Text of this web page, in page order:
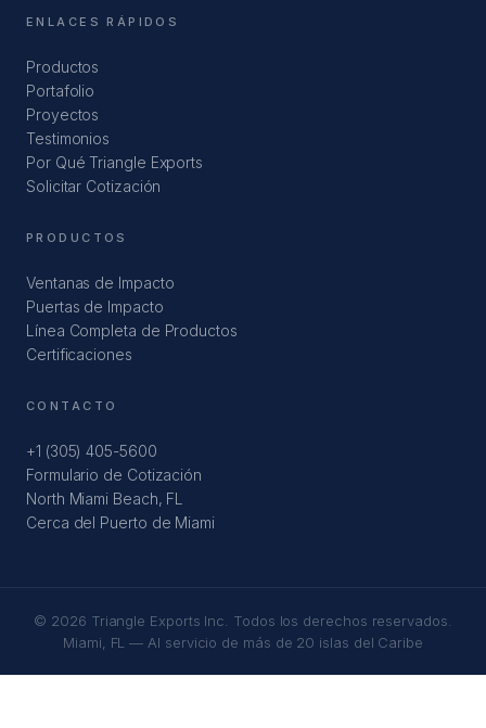
ENLACES RÁPIDOS
Productos
Portafolio
Proyectos
Testimonios
Por Qué Triangle Exports
Solicitar Cotización
PRODUCTOS
Ventanas de Impacto
Puertas de Impacto
Línea Completa de Productos
Certificaciones
CONTACTO
+1 (305) 405-5600
Formulario de Cotización
North Miami Beach, FL
Cerca del Puerto de Miami
© 2026 Triangle Exports Inc. Todos los derechos reservados.
Miami, FL — Al servicio de más de 20 islas del Caribe